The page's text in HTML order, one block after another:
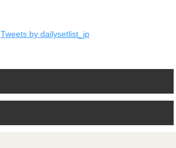
Tweets by dailysetlist_jp